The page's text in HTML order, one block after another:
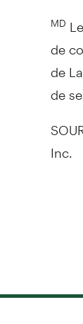
MD
de
de
de
Inc.